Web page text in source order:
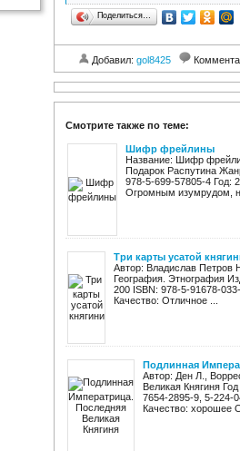
Поделиться…
Добавил: gol8425
Смотрите также по теме:
Шифр фрейлины
Название: Шифр
Подарок Распутина
978-5-699-57805-4 Год:
Огромным изумрудом,
Три карты усатой
Автор: Владислав Петров
География. Этнография
200 ISBN: 978-5-91678-
Качество: Отличное ...
Подлинная
Автор: Ден Л.,
Великая Княгиня
7654-2895-9, 5-224-
Качество: хорошее